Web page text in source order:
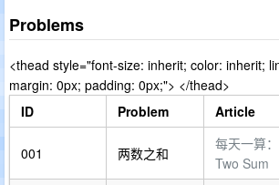
Problems
<thead style="font-size: inherit; color: inherit;
margin: 0px; padding: 0px;"> </thead>
ID
Problem Article
001 两数之和
每天一算：
Two Sum